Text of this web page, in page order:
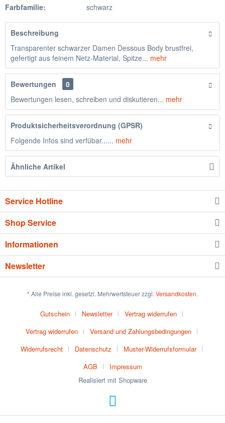
Farbfamilie:
schwarz
Beschreibung
Transparenter schwarzer Damen Dessous Body brustfrei,
gefertigt aus feinem Netz-Material, Spitze... mehr
Bewertungen
0
Bewertungen lesen, schreiben und diskutieren... mehr
Produktsicherheitsverordnung (GPSR)
Folgende Infos sind verfübar...... mehr
Ähnliche Artikel
Service Hotline
Shop Service
Informationen
Newsletter
* Alle Preise inkl. gesetzl. Mehrwertsteuer zzgl. Versandkosten.
Gutschein Newsletter
Vertrag widerrufen
Vertrag widerrufen
Versand und Zahlungsbedingungen
Widerrufsrecht
Datenschutz
Muster-Widerrufsformular
AGB
Impressum
Realisiert mit Shopware